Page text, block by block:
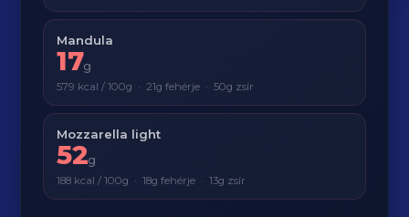
Mandula
17g
579 kcal / 100g · 21g fehérje · 50g zsír
Mozzarella light
52g
188 kcal / 100g · 18g fehérje · 13g zsír